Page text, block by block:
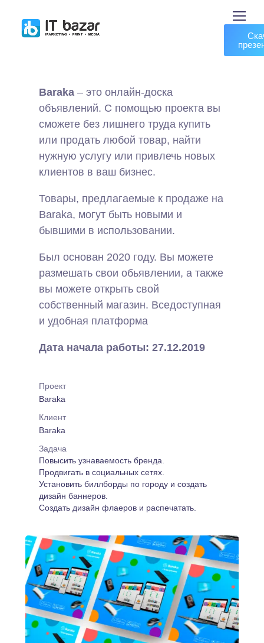
Baraka – это онлайн-доска
объявлений. С помощью проекта вы
сможете без лишнего труда купить
или продать любой товар, найти
нужную услугу или привлечь новых
клиентов в ваш бизнес.
Товары, предлагаемые к продаже на
Baraka, могут быть новыми и
бывшими в использовании.
Был основан 2020 году. Вы можете
размешать свои обьявлении, а также
вы можете открыть свой
собственный магазин. Вседоступная
и удобная платформа
Дата начала работы: 27.12.2019
Проект
Baraka
Клиент
Baraka
Задача
Повысить узнаваемость бренда.
Продвигать в социальных сетях.
Установить биллборды по городу и создать
дизайн баннеров.
Создать дизайн флаеров и распечатать.